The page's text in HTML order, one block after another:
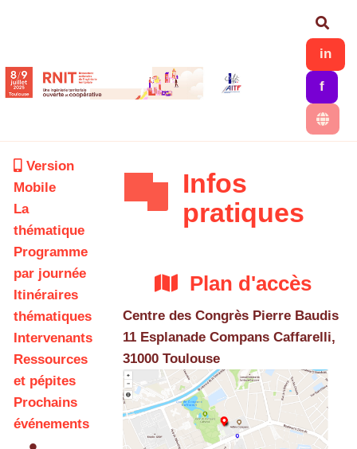
in
f
Version
Mobile
La
thématique
Programme
par journée
Itinéraires
thématiques
Intervenants
Ressources
et pépites
Prochains
événements
Infos
pratiques
Plan d'accès
Centre des Congrès Pierre Baudis
11 Esplanade Compans Caffarelli,
31000 Toulouse